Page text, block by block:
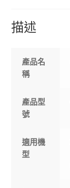
描述
產品名
稱
產品型
號
適用機
型